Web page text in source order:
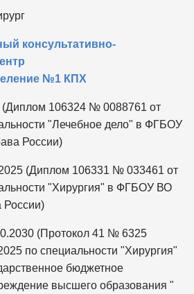
консультативно-
№1 КПХ
(Диплом 106324 № 0088761 от
"Лечебное дело" в ФГБОУ
России)
(Диплом 106331 № 033461 от
"Хирургия" в ФГБОУ ВО
(Протокол 41 № 6325
по специальности "Хирургия"
бюджетное
высшего образования "